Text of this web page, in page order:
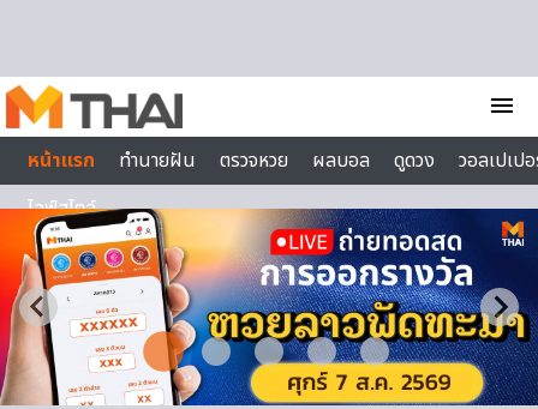
menu
หน้าแรก
ทำนายฝัน ตรวจหวย ผลบอล ดูดวง
วอลเปเป
ไลฟ์สไตล์